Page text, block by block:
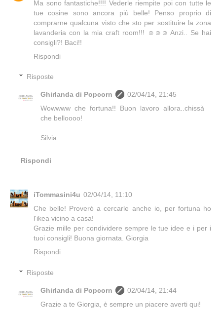
Ma sono fantastiche!!!! Vederle riempite poi con tutte le
tue cosine sono ancora più belle! Penso proprio di
comprarne qualcuna visto che sto per sostituire la zona
lavanderia con la mia craft room!!! ☺️☺️☺️ Anzi.. Se hai
consigli?! Baci!!
Rispondi
Risposte
Ghirlanda di Popcorn
02/04/14, 21:45
Wowwww che fortuna!! Buon lavoro allora..chissà
che belloooo!
Silvia
Rispondi
iTommasini4u 02/04/14, 11:10
Che belle! Proverò a cercarle anche io, per fortuna ho
l'ikea vicino a casa!
Grazie mille per condividere sempre le tue idee e i per i
tuoi consigli! Buona giornata. Giorgia
Rispondi
Risposte
Ghirlanda di Popcorn
02/04/14, 21:44
Grazie a te Giorgia, è sempre un piacere averti qui!